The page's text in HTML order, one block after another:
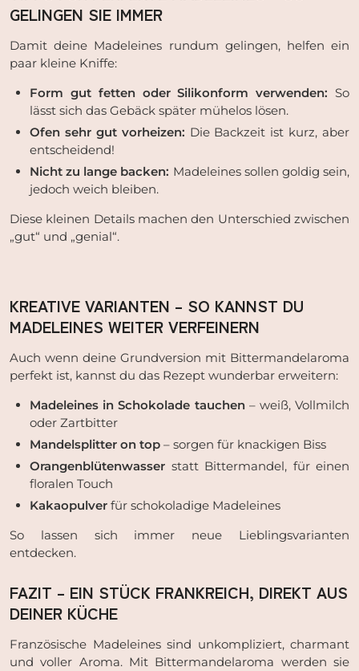
GELINGEN SIE IMMER
Damit deine Madeleines rundum gelingen, helfen ein
paar kleine Kniffe:
Form gut fetten oder Silikonform verwenden: So
lässt sich das Gebäck später mühelos lösen.
Ofen sehr gut vorheizen: Die Backzeit ist kurz, aber
entscheidend!
Nicht zu lange backen: Madeleines sollen goldig sein,
jedoch weich bleiben.
Diese kleinen Details machen den Unterschied zwischen
„gut“ und „genial“.
KREATIVE VARIANTEN – SO KANNST DU
MADELEINES WEITER VERFEINERN
Auch wenn deine Grundversion mit Bittermandelaroma
perfekt ist, kannst du das Rezept wunderbar erweitern:
Madeleines in Schokolade tauchen– weiß, Vollmilch
oder Zartbitter
Mandelsplitter on top – sorgen für knackigen Biss
Orangenblütenwasser statt Bittermandel, für einen
floralen Touch
Kakaopulver für schokoladige Madeleines
So lassen sich immer neue Lieblingsvarianten
entdecken.
FAZIT – EIN STÜCK FRANKREICH, DIREKT AUS
DEINER KÜCHE
Französische Madeleines sind unkompliziert, charmant
und voller Aroma. Mit Bittermandelaroma werden sie